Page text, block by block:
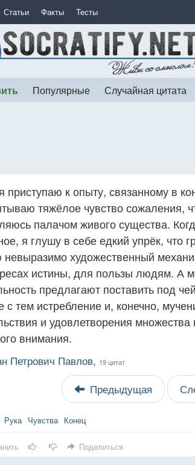
Статьи Факты Тесты
Популярные Случайная цитата
приступаю к опыту, связанному в
тяжёлое чувство сожаления,
палачом живого существа.
я глушу в себе едкий упрёк, что
художественный
истины, для пользы людям. А
предлагают поставить под
с тем истребление и, конечно,
и удовлетворения
внимания.
Петрович Павлов, 19 цитат
Предыдущая
Рука Чувства Конец
Поделиться